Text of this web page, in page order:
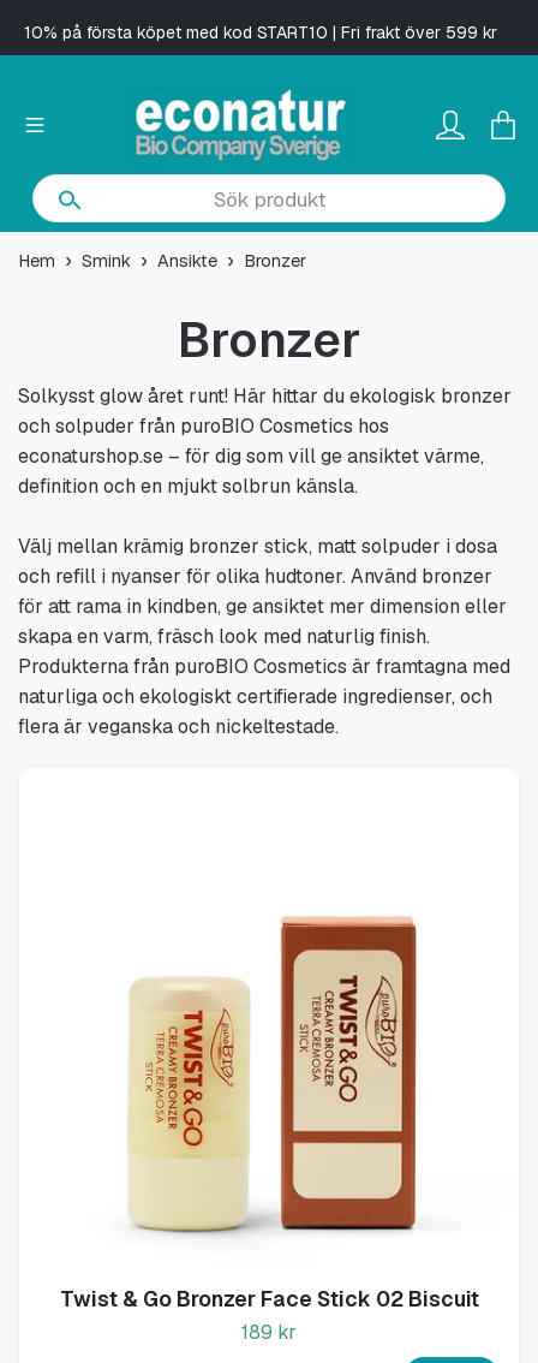
10% på första köpet med kod START10 | Fri frakt över 599 kr
Hem Smink Ansikte Bronzer
Bronzer
Solkysst glow året runt! Här hittar du ekologisk bronzer
och solpuder från puroBIO Cosmetics hos
econaturshop.se – för dig som vill ge ansiktet värme,
definition och en mjukt solbrun känsla.
Välj mellan krämig bronzer stick, matt solpuder i dosa
och refill i nyanser för olika hudtoner. Använd bronzer
för att rama in kindben, ge ansiktet mer dimension eller
skapa en varm, fräsch look med naturlig finish.
Produkterna från puroBIO Cosmetics är framtagna med
naturliga och ekologiskt certifierade ingredienser, och
flera är veganska och nickeltestade.
Twist & Go Bronzer Face Stick 02 Biscuit
189 kr